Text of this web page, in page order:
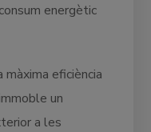
energètic
màxima eficiència
un
a les